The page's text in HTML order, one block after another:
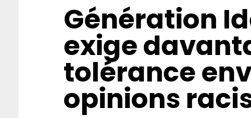
Génération
exige
tolérance
opinions